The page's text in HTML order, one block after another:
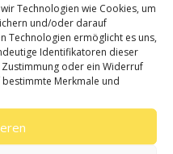
Technologien wie Cookies, um
und/oder darauf
Technologien ermöglicht es uns,
Identifikatoren dieser
oder ein Widerruf
Merkmale und
nicht selbst
0
0